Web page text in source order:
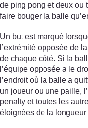
de ping pong et deux ou
faire bouger la balle
Un but est marqué
l’extrémité opposée de
de chaque côté. Si la
l’équipe opposée a le
l’endroit où la balle a
un joueur ou une paille,
penalty et toutes les
éloignées de la